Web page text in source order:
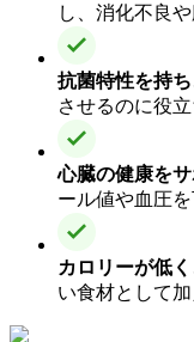
し、消化不良
抗菌特性を持ち
させるのに役立
心臓の健康を
ール値や血圧
カロリーが低く
い食材として